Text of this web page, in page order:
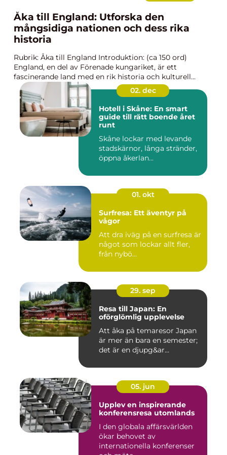
Åka till England: Utforska den
mångsidiga nationen och dess rika
historia
Rubrik: Åka till England Introduktion: (ca 150 ord)
England, en del av Förenade kungariket, är ett
fascinerande land med en rik historia och kulturell...
02. dec
Hotell i Skåne: En smart
guide till rätt boende året
runt
Skåne lockar med levande
stadskärnor, långa stränder,
öppna åkerlan...
01. okt
Surfresa: Ett äventyr på
vågor
Att dra iväg på en surfresa är
något som lockar allt fler,
från nybö...
29. sep
Resa till Japan: En
oförglömlig upplevelse
Att åka på temaresor Japan
är mer än bara en semester;
det är en djupg&ar...
05. jun
Upplev en inspirerande
konferensresa utomlands
I den globala affärsvärlden
ökar behovet av
internationella konferenser